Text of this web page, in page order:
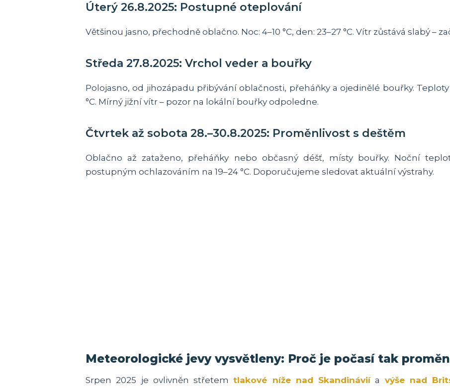
Úterý 26.8.2025: Postupné oteplování
Většinou jasno, přechodně oblačno. Noc: 4–10 °C, den: 23–27 °C. Vítr zůstává slabý –
Středa 27.8.2025: Vrchol veder a bouřky
Polojasno, od jihozápadu přibývání oblačnosti, přeháňky a ojedinělé bouřky. Teploty
°C. Mírný jižní vítr – pozor na lokální bouřky odpoledne.
Čtvrtek až sobota 28.–30.8.2025: Proměnlivost s deštěm
Oblačno až zataženo, přeháňky nebo občasný déšť, místy bouřky. Noční
postupným ochlazováním na 19–24 °C. Doporučujeme sledovat aktuální výstrahy.
Meteorologické jevy vysvětleny: Proč je počasí tak
Srpen 2025 je ovlivněn střetemtlakové níže nad Skandináviía výše nad